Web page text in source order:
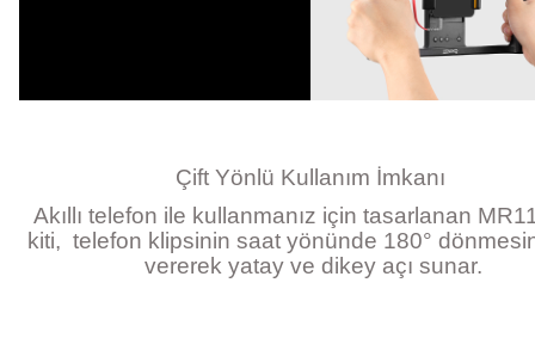
Çift Yönlü Kullanım İmkanı
Akıllı telefon ile kullanmanız için tasarlanan
kiti, telefon klipsinin saat yönünde 180°
vererek yatay ve dikey açı sunar.